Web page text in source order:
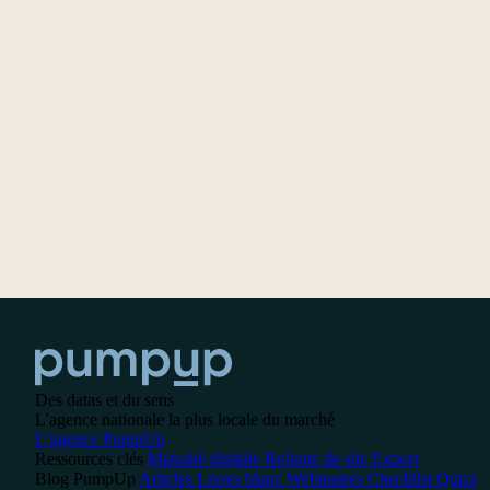
Des datas et du sens
L'agence nationale la plus locale du marché
L’agence PumpUp
Ressources clés Maturité digitale Refonte de site Export
Blog PumpUp Articles Livres blanc Webinaires Checklist Quizz